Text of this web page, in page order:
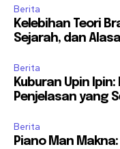
Berita
Kelebihan Teori
Sejarah, dan
Berita
Kuburan Upin
Penjelasan yang
Berita
Piano Man